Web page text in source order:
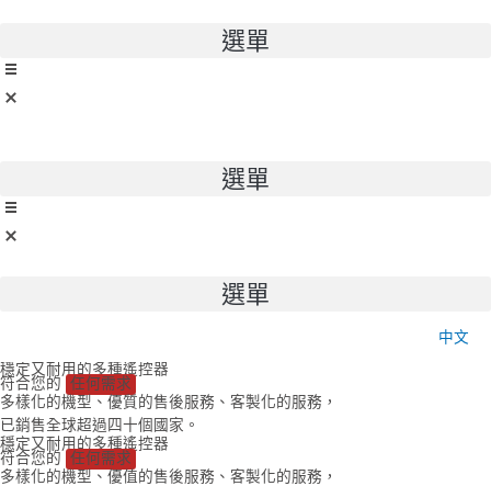
要
內
選單
選單
選單
中文
穩定又耐用的多種遙控器
符合您的 任何需求
多樣化的機型、優質的售後服務、客製化的服務，
已銷售全球超過四十個國家。
穩定又耐用的多種遙控器
符合您的 任何需求
多樣化的機型、優值的售後服務、客製化的服務，